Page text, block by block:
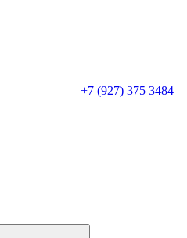
+7 (927) 375 3484